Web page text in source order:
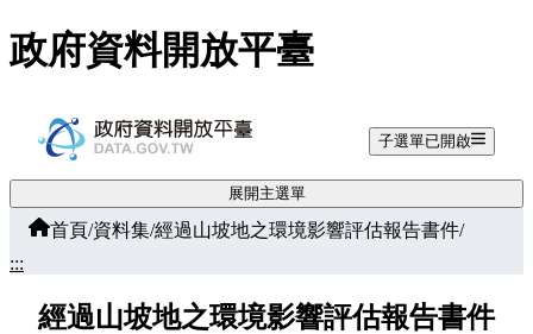
跳至主要內容
政府資料開放平臺
子選單已開啟
展開主選單
首頁/資料集/經過山坡地之環境影響評估報告書件/
:::
經過山坡地之環境影響評估報告書件